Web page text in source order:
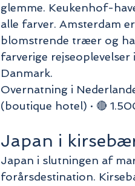
glemme. Keukenhof-
alle farver. Amsterdam
blomstrende træer og
farverige
Danmark.
Overnatning i
(boutique hotel) · 🔴
Japan i
Japan i slutningen af
forårsdestination.